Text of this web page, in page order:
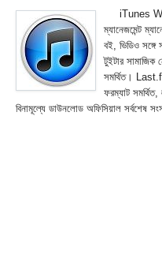
iTunes
ম্যানেজমেন্ট
বই, ভিডিও
টুইটার সামাজিক
সমর্থিত।
ফরম্যাট
বিনামূল্যে ডাউনলোড অফিসিয়াল